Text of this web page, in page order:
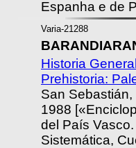
Espanha e de
Varia-21288
Historia
Prehistoria:
San
1988
del País
Sistemática,